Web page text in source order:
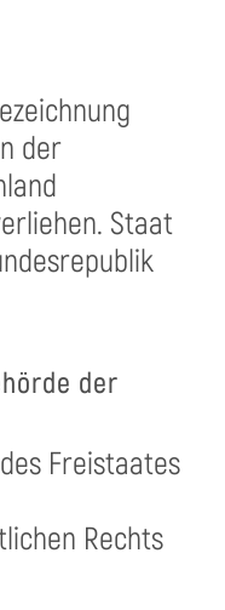
der
Staat
der
Freistaates
Rechts